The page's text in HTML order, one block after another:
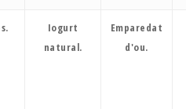
Iogurt
natural.
Emparedat
d'ou.